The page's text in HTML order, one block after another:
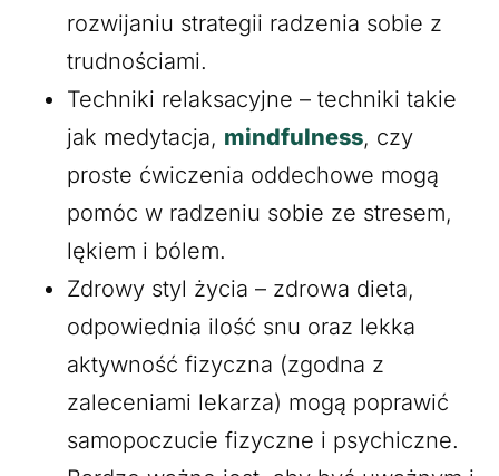
rozwijaniu strategii radzenia sobie z
trudnościami.
Techniki relaksacyjne – techniki takie
jak medytacja, mindfulness, czy
proste ćwiczenia oddechowe mogą
pomóc w radzeniu sobie ze stresem,
lękiem i bólem.
Zdrowy styl życia – zdrowa dieta,
odpowiednia ilość snu oraz lekka
aktywność fizyczna (zgodna z
zaleceniami lekarza) mogą poprawić
samopoczucie fizyczne i psychiczne.